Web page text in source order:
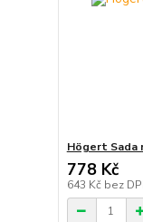
Högert Sada
778 Kč
643 Kč bez